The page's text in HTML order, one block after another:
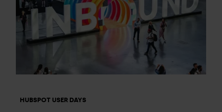
HUBSPOT USER DAYS